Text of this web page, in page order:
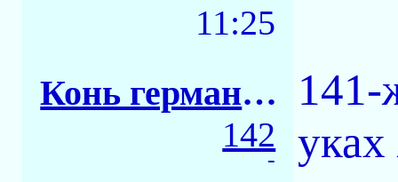
11:25
Конь германский
142
-
141-